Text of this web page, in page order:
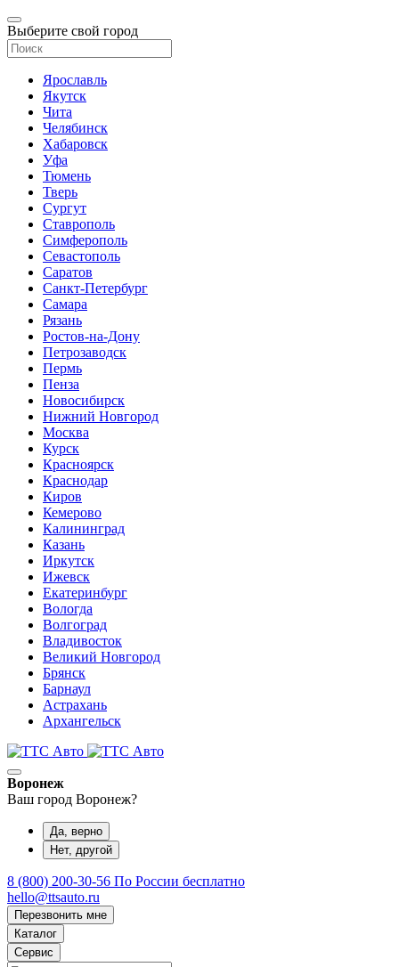
Выберите свой город
Ярославль
Якутск
Чита
Челябинск
Хабаровск
Уфа
Тюмень
Тверь
Сургут
Ставрополь
Симферополь
Севастополь
Саратов
Санкт-Петербург
Самара
Рязань
Ростов-на-Дону
Петрозаводск
Пермь
Пенза
Новосибирск
Нижний Новгород
Москва
Курск
Красноярск
Краснодар
Киров
Кемерово
Калининград
Казань
Иркутск
Ижевск
Екатеринбург
Вологда
Волгоград
Владивосток
Великий Новгород
Брянск
Барнаул
Астрахань
Архангельск
Воронеж
Ваш город Воронеж?
Да, верно
Нет, другой
8 (800) 200-30-56 По России бесплатно
hello@ttsauto.ru
Перезвонить мне
Каталог
Сервис